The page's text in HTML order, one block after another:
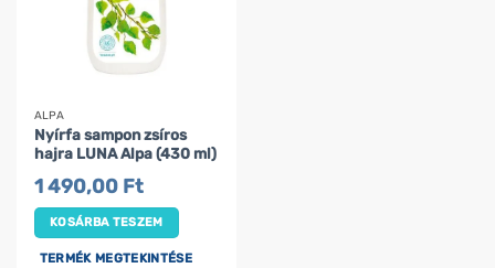
ALPA
Nyírfa sampon zsíros
hajra LUNA Alpa (430 ml)
1 490,00 Ft
KOSÁRBA TESZEM
TERMÉK MEGTEKINTÉSE